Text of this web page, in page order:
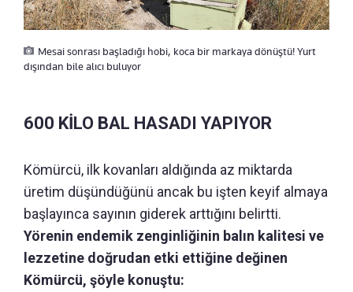
Mesai sonrası başladığı hobi, koca bir markaya dönüştü! Yurt
dışından bile alıcı buluyor
600 KİLO BAL HASADI YAPIYOR
Kömürcü, ilk kovanları aldığında az miktarda
üretim düşündüğünü ancak bu işten keyif almaya
başlayınca sayının giderek arttığını belirtti.
Yörenin endemik zenginliğinin balın kalitesi ve
lezzetine doğrudan etki ettiğine değinen
Kömürcü, şöyle konuştu: